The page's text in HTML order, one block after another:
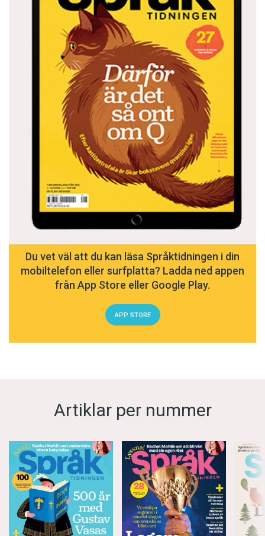
Du vet väl att du kan läsa Språktidningen i din
mobiltelefon eller surfplatta? Ladda ned appen
från App Store eller Google Play.
APP STORE
Artiklar per nummer